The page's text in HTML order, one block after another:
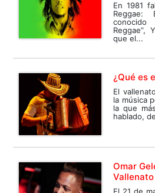
En 1981
Reggae:
Reggae”,
que el...
¿Qué es
El
la música
la que
hablado,
Omar
Vallenato